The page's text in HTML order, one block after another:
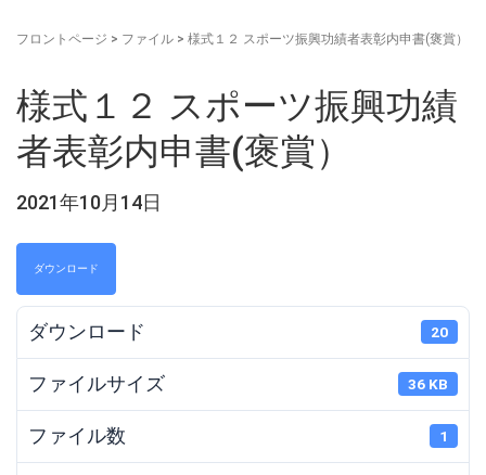
フロントページ > ファイル > 様式１２ スポーツ振興功績者表彰内申書(褒賞）
様式１２ スポーツ振興功績
者表彰内申書(褒賞）
2021年10月14日
ダウンロード
ダウンロード 20
ファイルサイズ 36 KB
ファイル数 1